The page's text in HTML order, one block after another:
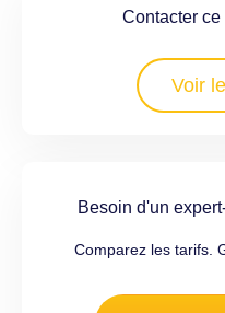
Contacter
Voir
Besoin d'un
Comparez les tarifs.